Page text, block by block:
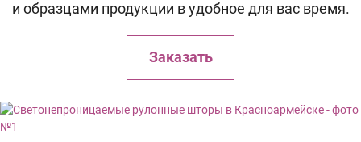
и образцами продукции в удобное для вас время.
Заказать